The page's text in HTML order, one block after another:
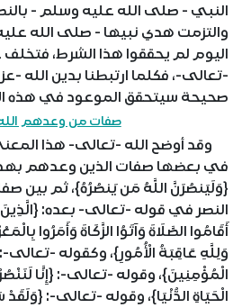
النبي - صلى الله عليه وسلم -
والتزمت هدي نبيها - صلى الله
اليوم لم يحققوا هذا الشرط،
-تعالى-، فكلما ارتبطنا بدين الله -
صحيحة سيتحقق الموعود في هذه
صفات من وعدهم الله
وقد أوضح الله -تعالى- هذا
في بعضها صفات الذين وعدهم
{وَلَيَنصُرَنَّ اللَّهُ مَن يَنصُرُهُ}، ثم بين
النصر في قوله -تعالى- بعده:
أَقَامُوا الصَّلَاةَ وَآتَوُا الزَّكَاةَ وَأَمَرُوا
وَلِلَّهِ عَاقِبَةُ الْأُمُورِ}، وكقوله -
الْمُؤْمِنِينَ}، وقوله -تعالى-: {إِنَّا
الْحَيَاةِ الدُّنْيَا}، وقوله -تعالى-: